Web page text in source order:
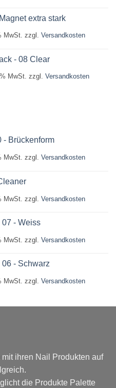
extra stark
MwSt. zzgl. Versandkosten
- 08 Clear
MwSt. zzgl. Versandkosten
- Brückenform
MwSt. zzgl. Versandkosten
MwSt. zzgl. Versandkosten
- Weiss
MwSt. zzgl. Versandkosten
- Schwarz
MwSt. zzgl. Versandkosten
ihren Nail Produkten auf
die Produkte Palette